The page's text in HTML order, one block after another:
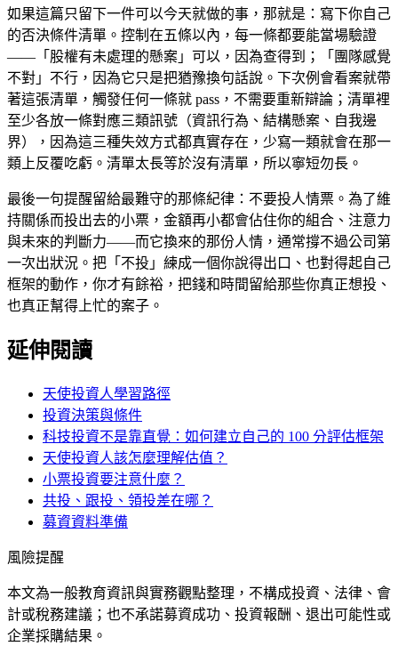
如果這篇只留下一件可以今天就做的事，那就是：寫下你自己
的否決條件清單。控制在五條以內，每一條都要能當場驗證
——「股權有未處理的懸案」可以，因為查得到；「團隊感覺
不對」不行，因為它只是把猶豫換句話說。下次例會看案就帶
著這張清單，觸發任何一條就 pass，不需要重新辯論；清單裡
至少各放一條對應三類訊號（資訊行為、結構懸案、自我邊
界），因為這三種失效方式都真實存在，少寫一類就會在那一
類上反覆吃虧。清單太長等於沒有清單，所以寧短勿長。
最後一句提醒留給最難守的那條紀律：不要投人情票。為了維
持關係而投出去的小票，金額再小都會佔住你的組合、注意力
與未來的判斷力——而它換來的那份人情，通常撐不過公司第
一次出狀況。把「不投」練成一個你說得出口、也對得起自己
框架的動作，你才有餘裕，把錢和時間留給那些你真正想投、
也真正幫得上忙的案子。
延伸閱讀
天使投資人學習路徑
投資決策與條件
科技投資不是靠直覺：如何建立自己的 100 分評估框架
天使投資人該怎麼理解估值？
小票投資要注意什麼？
共投、跟投、領投差在哪？
募資資料準備
風險提醒
本文為一般教育資訊與實務觀點整理，不構成投資、法律、會
計或稅務建議；也不承諾募資成功、投資報酬、退出可能性或
企業採購結果。